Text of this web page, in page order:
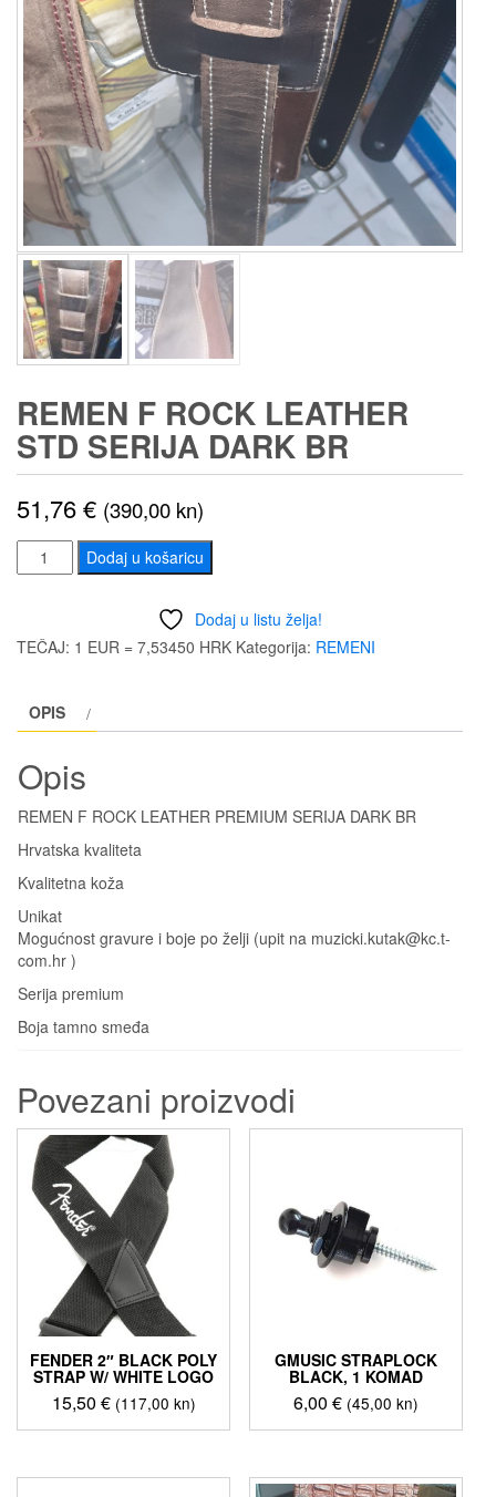
REMEN F ROCK LEATHER
STD SERIJA DARK BR
51,76€ (390,00 kn)
REMEN
F
LEATHER
DARK
količina
Dodaj u košaricu
Dodaj u listu želja!
TEČAJ: 1 EUR = 7,53450 HRK Kategorija: REMENI
OPIS
Opis
REMEN F ROCK LEATHER PREMIUM SERIJA DARK BR
Hrvatska kvaliteta
Kvalitetna koža
Unikat
Mogućnost gravure i boje po želji (upit na muzicki.kutak@kc.t-
com.hr )
Serija premium
Boja tamno smeđa
Povezani proizvodi
FENDER 2″ BLACK POLY
STRAP W/ WHITE LOGO
15,50 € (117,00 kn)
GMUSIC STRAPLOCK
BLACK, 1 KOMAD
6,00 € (45,00 kn)